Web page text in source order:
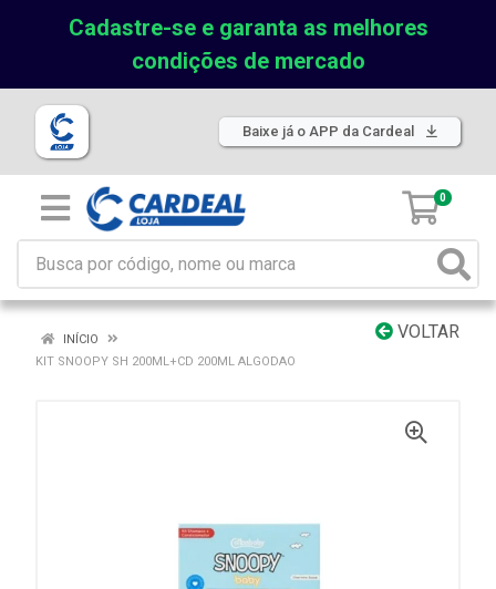
Cadastre-se e garanta as melhores
condições de mercado
Baixe já o APP da Cardeal
0
VOLTAR
INÍCIO
KIT SNOOPY SH 200ML+CD 200ML ALGODAO